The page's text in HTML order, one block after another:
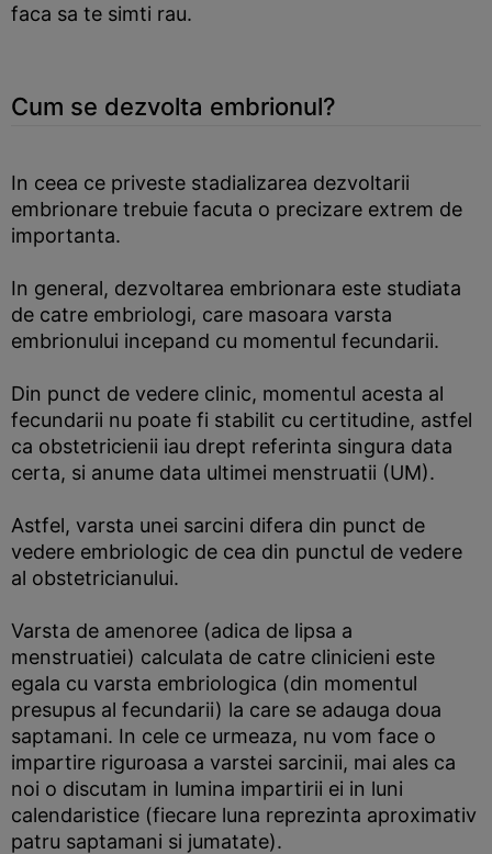
faca sa te simti rau.
Cum se dezvolta embrionul?
In ceea ce priveste stadializarea dezvoltarii
embrionare trebuie facuta o precizare extrem de
importanta.
In general, dezvoltarea embrionara este studiata
de catre embriologi, care masoara varsta
embrionului incepand cu momentul fecundarii.
Din punct de vedere clinic, momentul acesta al
fecundarii nu poate fi stabilit cu certitudine, astfel
ca obstetricienii iau drept referinta singura data
certa, si anume data ultimei menstruatii (UM).
Astfel, varsta unei sarcini difera din punct de
vedere embriologic de cea din punctul de vedere
al obstetricianului.
Varsta de amenoree (adica de lipsa a
menstruatiei) calculata de catre clinicieni este
egala cu varsta embriologica (din momentul
presupus al fecundarii) la care se adauga doua
saptamani. In cele ce urmeaza, nu vom face o
impartire riguroasa a varstei sarcinii, mai ales ca
noi o discutam in lumina impartirii ei in luni
calendaristice (fiecare luna reprezinta aproximativ
patru saptamani si jumatate).